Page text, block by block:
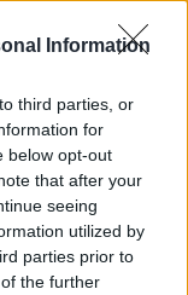
Information
third parties, or
for
below opt-out
that after your
seeing
utilized by
parties prior to
the further
a kínai
hogyan zajlik
mit érdemes